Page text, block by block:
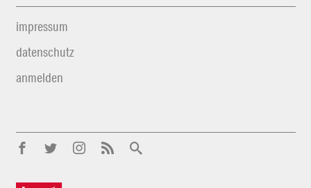
impressum
datenschutz
anmelden